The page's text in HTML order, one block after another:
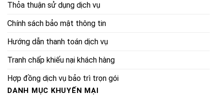
Thỏa thuận sử dụng dịch vụ
Chính sách bảo mật thông tin
Hướng dẫn thanh toán dịch vụ
Tranh chấp khiếu nại khách hàng
Hợp đồng dịch vụ bảo trì trọn gói
DANH MỤC KHUYẾN MẠI